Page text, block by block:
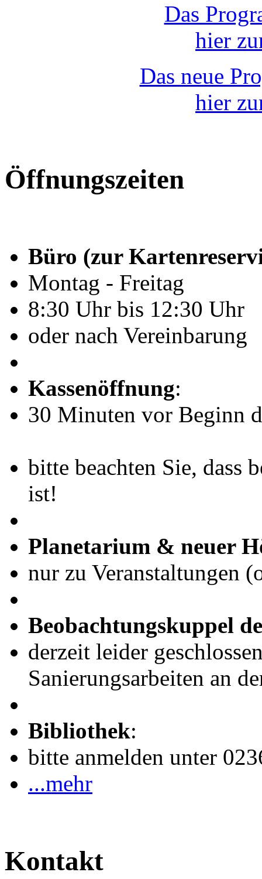
Das
hier
Das neue
hier
Öffnungszeiten
Büro (zur
Montag - Freitag
8:30 Uhr bis 12:30 Uhr
oder nach Vereinbarung
Kassenöffnung:
30 Minuten vor Beginn
bitte beachten Sie, dass
ist!
Planetarium & neuer
nur zu Veranstaltungen
Beobachtungskuppel
derzeit leider
Sanierungsarbeiten an
Bibliothek:
bitte anmelden unter
...mehr
Kontakt